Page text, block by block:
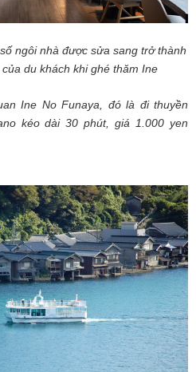
ngôi nhà được sửa sang trở thành
du khách khi ghé thăm Ine
Ine No Funaya, đó là đi thuyền
kéo dài 30 phút, giá 1.000 yen